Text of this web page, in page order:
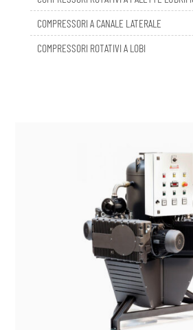
COMPRESSORI A CANALE LATERALE
COMPRESSORI ROTATIVI A LOBI